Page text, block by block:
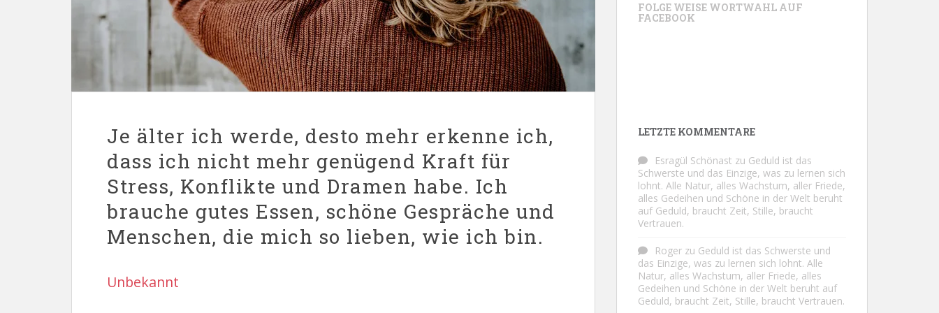
Je älter ich werde, desto mehr erkenne ich,
dass ich nicht mehr genügend Kraft für
Stress, Konflikte und Dramen habe. Ich
brauche gutes Essen, schöne Gespräche und
Menschen, die mich so lieben, wie ich bin.
Unbekannt
FOLGE WEISE WORTWAHL AUF
FACEBOOK
LETZTE KOMMENTARE
Esragül Schönast zu Geduld ist das
Schwerste und das Einzige, was zu lernen sich
lohnt. Alle Natur, alles Wachstum, aller Friede,
alles Gedeihen und Schöne in der Welt beruht
auf Geduld, braucht Zeit, Stille, braucht
Vertrauen.
Roger zu Geduld ist das Schwerste und
das Einzige, was zu lernen sich lohnt. Alle
Natur, alles Wachstum, aller Friede, alles
Gedeihen und Schöne in der Welt beruht auf
Geduld, braucht Zeit, Stille, braucht Vertrauen.